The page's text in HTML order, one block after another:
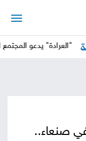
وتحليلات
يدعو المجتمع الدولي
صنعاء..